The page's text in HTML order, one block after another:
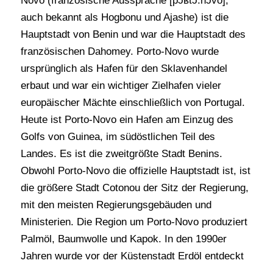
auch bekannt als Hogbonu und Ajashe) ist die
Hauptstadt von Benin und war die Hauptstadt des
französischen Dahomey. Porto-Novo wurde
ursprünglich als Hafen für den Sklavenhandel
erbaut und war ein wichtiger Zielhafen vieler
europäischer Mächte einschließlich von Portugal.
Heute ist Porto-Novo ein Hafen am Einzug des
Golfs von Guinea, im südöstlichen Teil des
Landes. Es ist die zweitgrößte Stadt Benins.
Obwohl Porto-Novo die offizielle Hauptstadt ist, ist
die größere Stadt Cotonou der Sitz der Regierung,
mit den meisten Regierungsgebäuden und
Ministerien. Die Region um Porto-Novo produziert
Palmöl, Baumwolle und Kapok. In den 1990er
Jahren wurde vor der Küstenstadt Erdöl entdeckt